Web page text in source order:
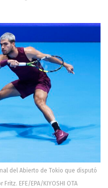
del Abierto de Tokio que disputó
EFE/EPA/KIYOSHI OTA